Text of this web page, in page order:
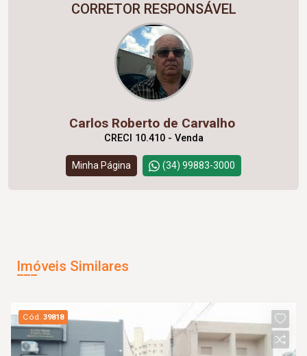
CORRETOR RESPONSÁVEL
Carlos Roberto de Carvalho
CRECI 10.410 - Venda
Minha Página (34) 99883-3000
Imóveis Similares
Cód.39818